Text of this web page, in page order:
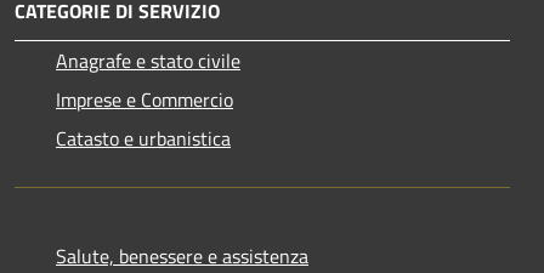
CATEGORIE DI SERVIZIO
Anagrafe e stato civile
Imprese e Commercio
Catasto e urbanistica
Salute, benessere e assistenza